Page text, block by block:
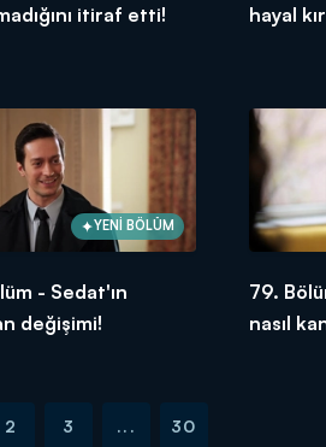
itiraf etti!
hayal
YENİ BÖLÜM
- Sedat'ın
değişimi!
79.
nasıl
2 3 ... 30